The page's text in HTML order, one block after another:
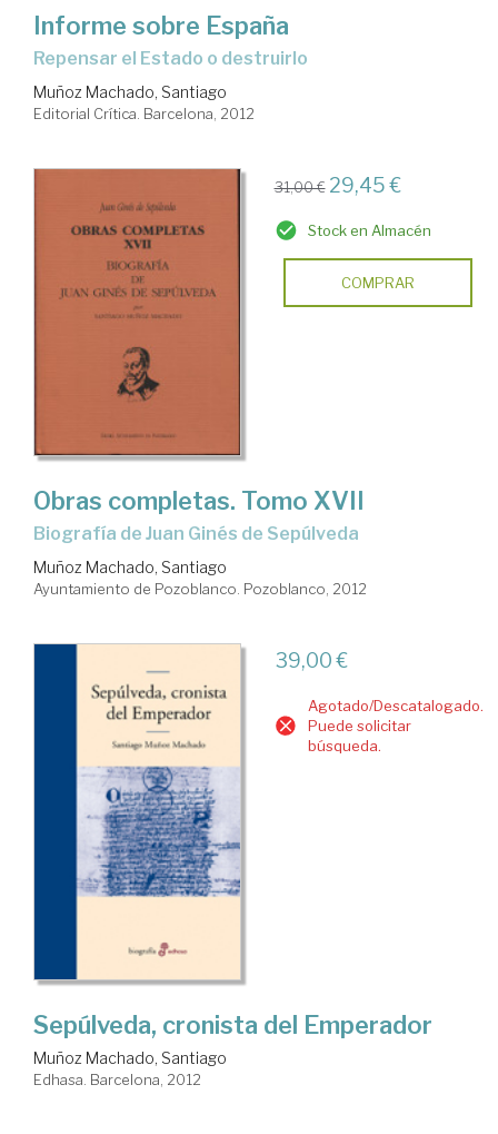
Informe sobre España
repensar el Estado o destruirlo
Muñoz Machado, Santiago
Editorial Crítica. Barcelona, 2012
31,00 € 29,45 €
Stock en Almacén
COMPRAR
Obras completas. Tomo XVII
Biografía de Juan Ginés de Sepúlveda
Muñoz Machado, Santiago
Ayuntamiento de Pozoblanco. Pozoblanco, 2012
39,00 €
Agotado/Descatalogado.
Puede solicitar
búsqueda.
Sepúlveda, cronista del Emperador
Muñoz Machado, Santiago
Edhasa. Barcelona, 2012